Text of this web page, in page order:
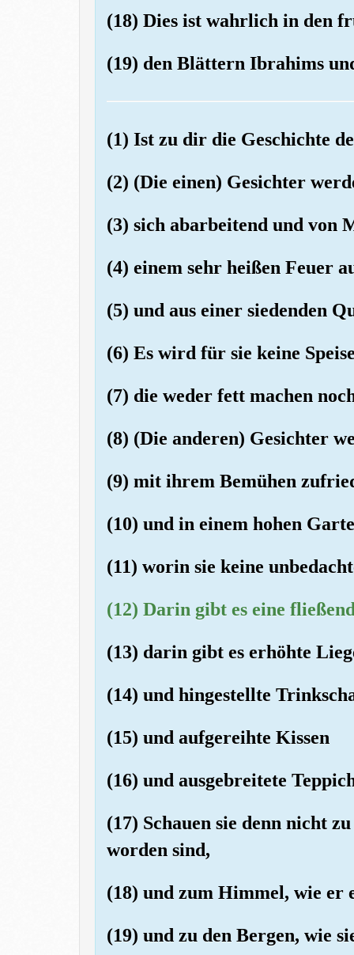
(18) Dies ist wahrlich in den
(19) den Blättern Ibrahims
(1) Ist zu dir die Geschichte
(2) (Die einen) Gesichter
(3) sich abarbeitend und von
(4) einem sehr heißen Feuer
(5) und aus einer siedenden
(6) Es wird für sie keine
(7) die weder fett machen
(8) (Die anderen) Gesichter
(9) mit ihrem Bemühen
(10) und in einem hohen
(11) worin sie keine
(12) Darin gibt es eine
(13) darin gibt es erhöhte
(14) und hingestellte
(15) und aufgereihte Kissen
(16) und ausgebreitete
(17) Schauen sie denn nicht
worden sind,
(18) und zum Himmel, wie er
(19) und zu den Bergen, wie